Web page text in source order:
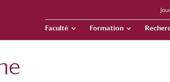
Faculté Formation